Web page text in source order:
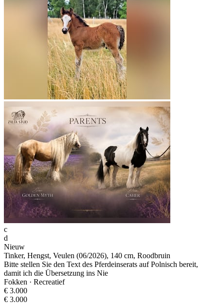
c
d
Nieuw
Tinker, Hengst, Veulen (06/2026), 140 cm, Roodbruin
Bitte stellen Sie den Text des Pferdeinserats auf Polnisch bereit,
damit ich die Übersetzung ins Nie
Fokken · Recreatief
€ 3.000
€ 3.000